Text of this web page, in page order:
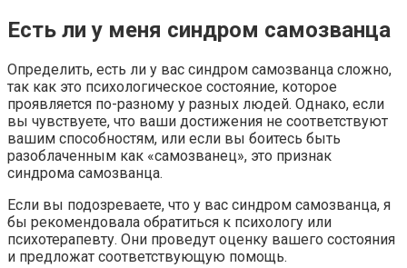
Есть ли у меня синдром самозванца
Определить, есть ли у вас синдром самозванца сложно,
так как это психологическое состояние, которое
проявляется по-разному у разных людей. Однако, если
вы чувствуете, что ваши достижения не соответствуют
вашим способностям, или если вы боитесь быть
разоблаченным как «самозванец», это признак
синдрома самозванца.
Если вы подозреваете, что у вас синдром самозванца, я
бы рекомендовала обратиться к психологу или
психотерапевту. Они проведут оценку вашего состояния
и предложат соответствующую помощь.